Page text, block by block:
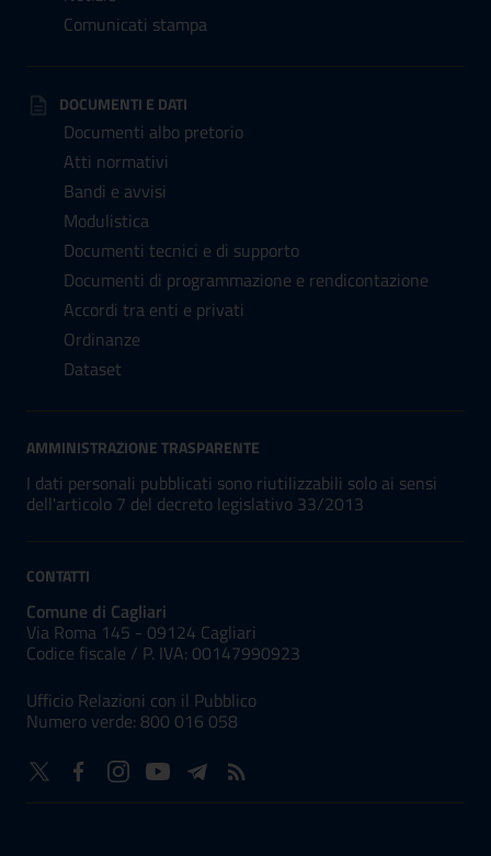
Comunicati stampa
DOCUMENTI E DATI
Documenti albo pretorio
Atti normativi
Bandi e avvisi
Modulistica
Documenti tecnici e di supporto
Documenti di programmazione e rendicontazione
Accordi tra enti e privati
Ordinanze
Dataset
AMMINISTRAZIONE TRASPARENTE
I dati personali pubblicati sono riutilizzabili solo ai sensi
dell'articolo 7 del decreto legislativo 33/2013
CONTATTI
Comune di Cagliari
Via Roma 145 - 09124 Cagliari
Codice fiscale / P. IVA: 00147990923
Ufficio Relazioni con il Pubblico
Numero verde: 800 016 058